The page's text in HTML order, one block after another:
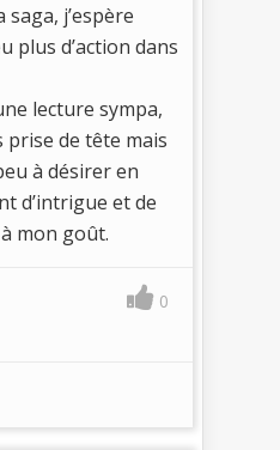
saga, j’espère
plus d’action dans
lecture sympa,
prise de tête mais
à désirer en
d’intrigue et de
mon goût.
0